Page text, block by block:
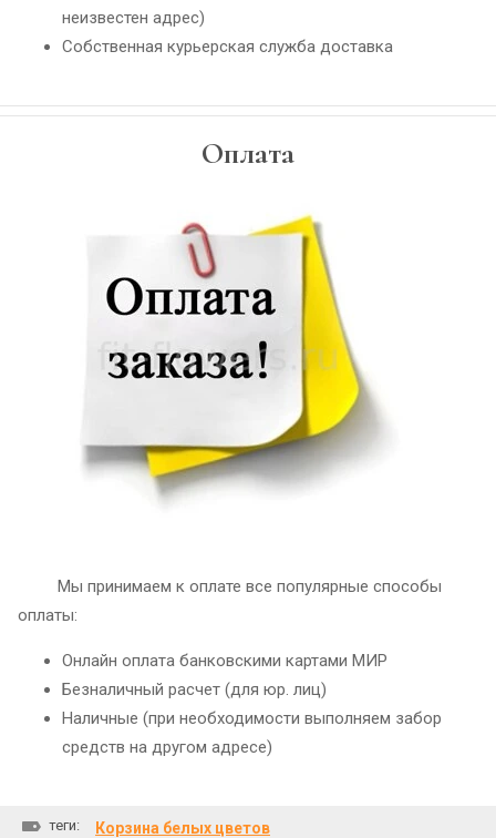
неизвестен адрес)
Собственная курьерская служба доставка
Оплата
Мы принимаем к оплате все популярные способы
оплаты:
Онлайн оплата банковскими картами МИР
Безналичный расчет (для юр. лиц)
Наличные (при необходимости выполняем забор
средств на другом адресе)
теги: Корзина белых цветов